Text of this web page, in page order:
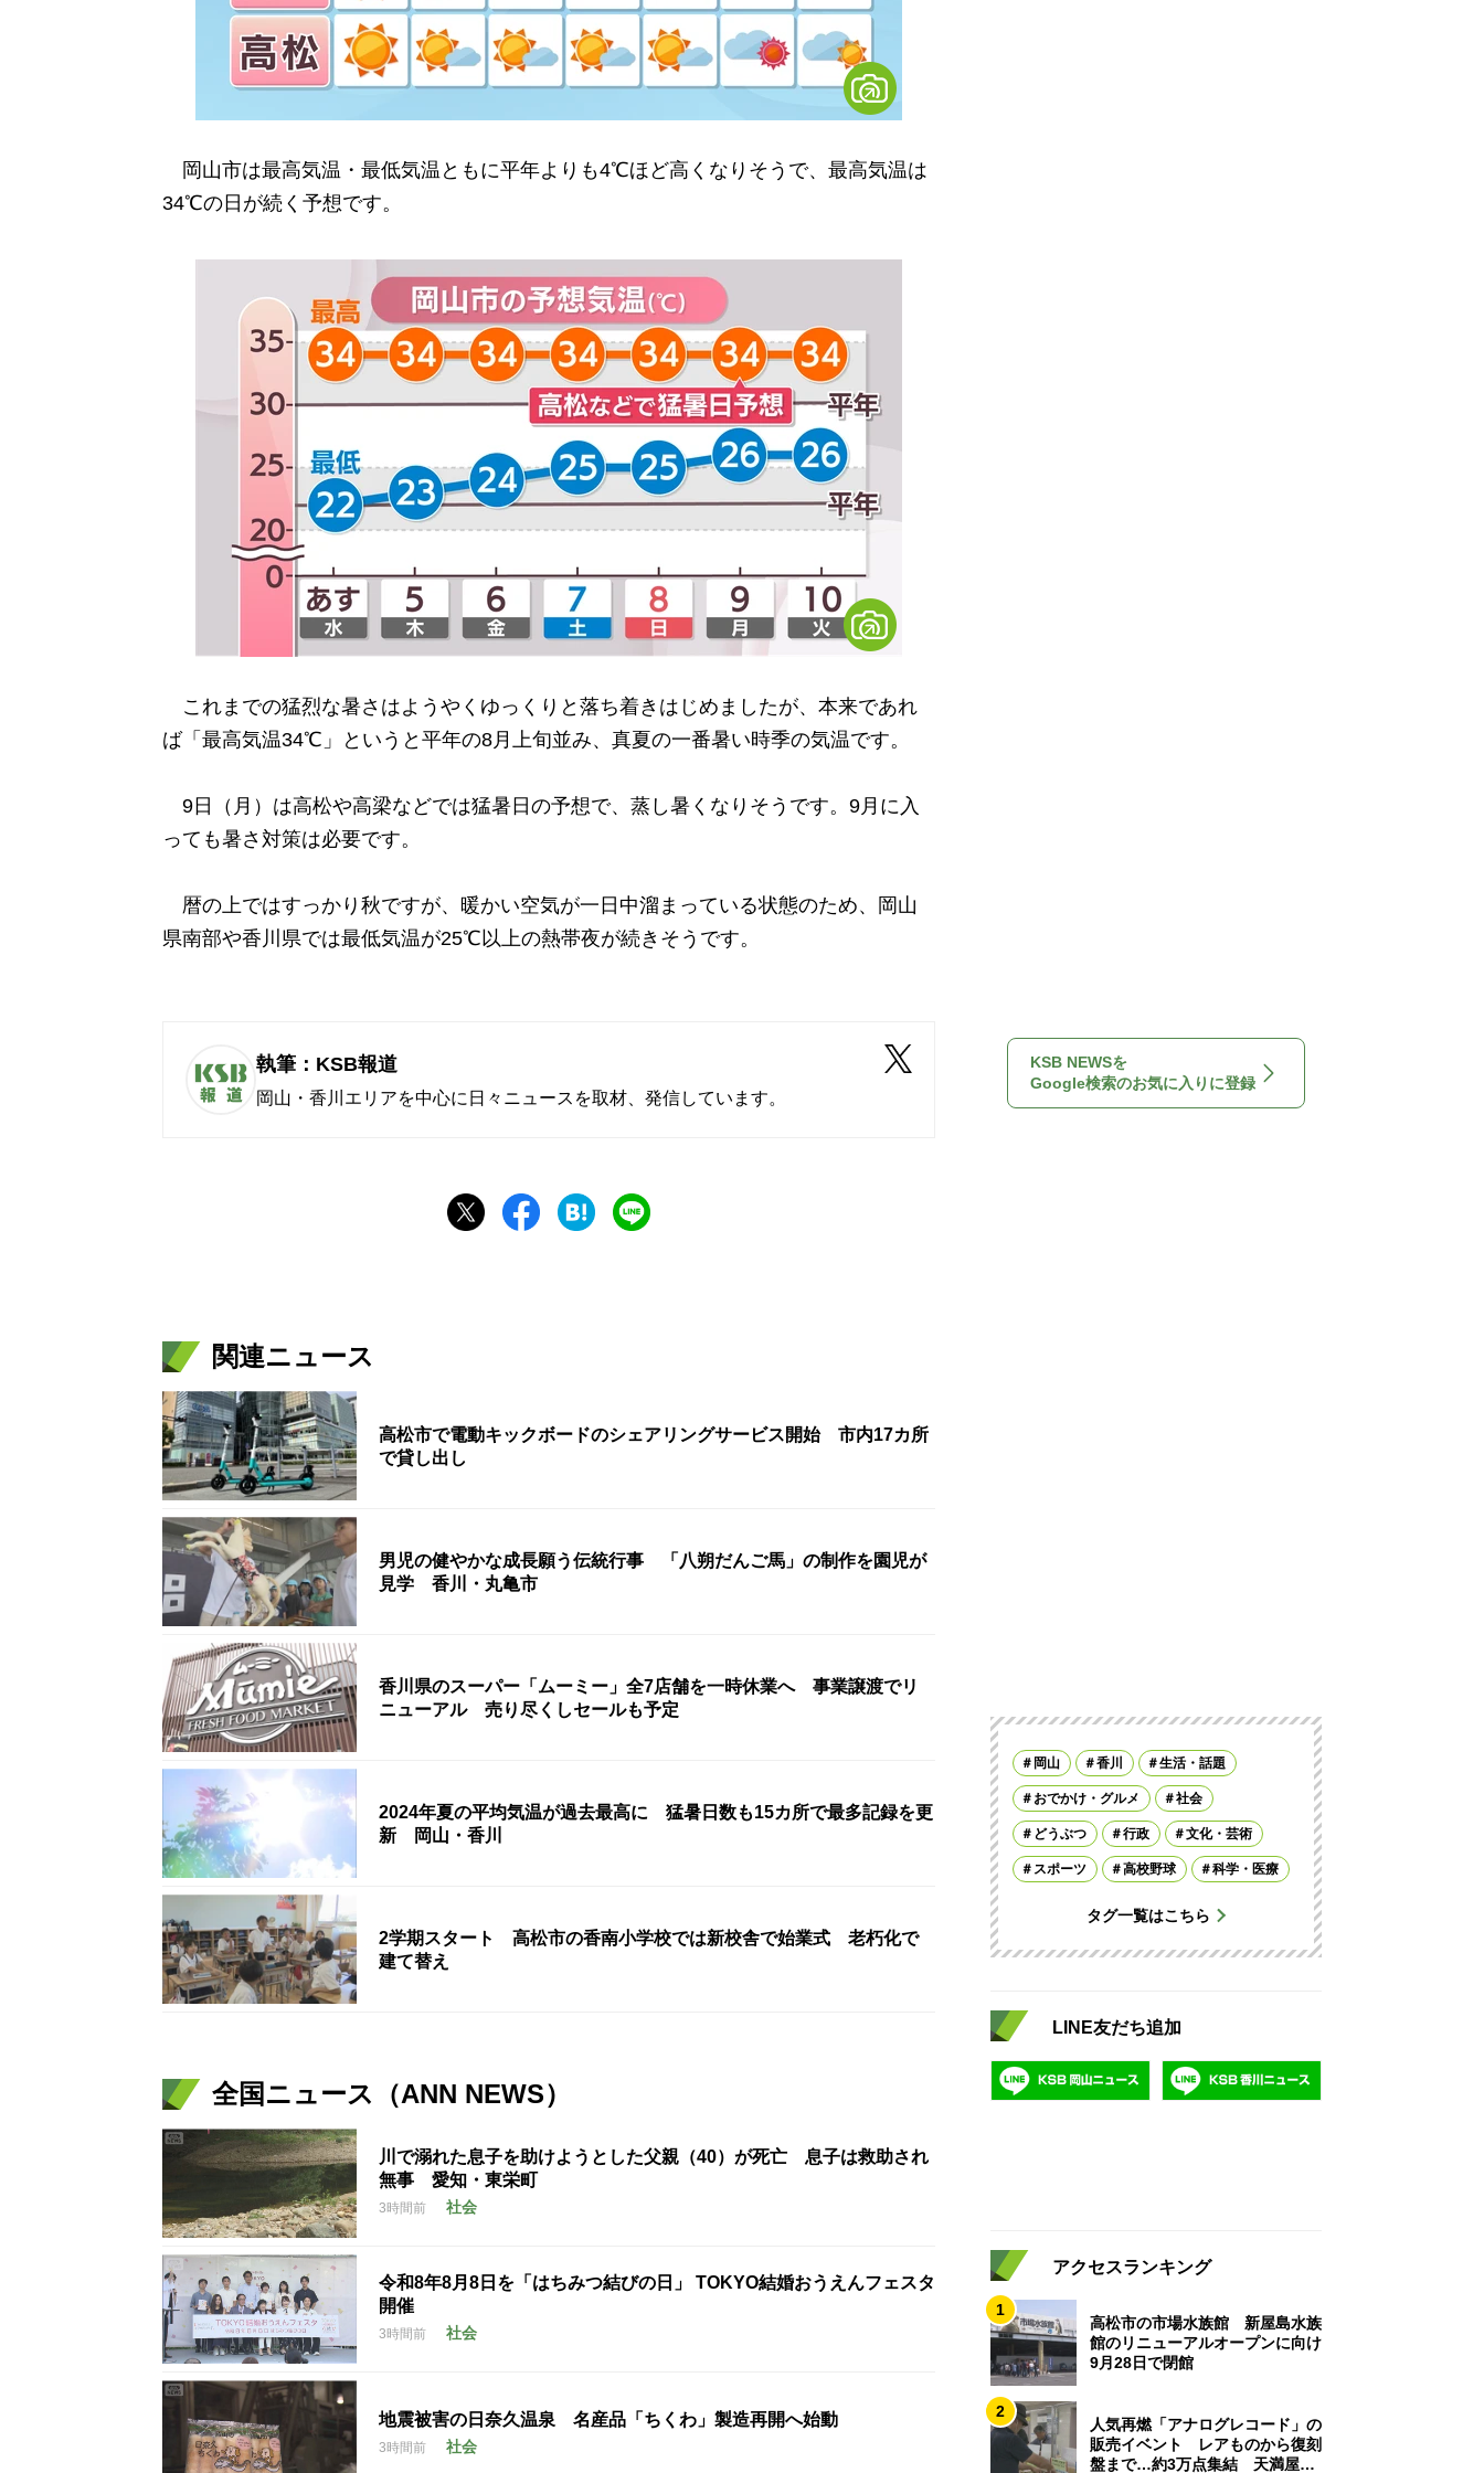
岡山市は最高気温・最低気温ともに平年よりも4℃ほど高くなりそうで、最高気温は
34℃の日が続く予想です。
これまでの猛烈な暑さはようやくゆっくりと落ち着きはじめましたが、本来であれ
ば「最高気温34℃」というと平年の8月上旬並み、真夏の一番暑い時季の気温です。
9日（月）は高松や高梁などでは猛暑日の予想で、蒸し暑くなりそうです。9月に入
っても暑さ対策は必要です。
暦の上ではすっかり秋ですが、暖かい空気が一日中溜まっている状態のため、岡山
県南部や香川県では最低気温が25℃以上の熱帯夜が続きそうです。
執筆：KSB報道
岡山・香川エリアを中心に日々ニュースを取材、発信しています。
関連ニュース
高松市で電動キックボードのシェアリングサービス開始 市内17カ所
で貸し出し
男児の健やかな成長願う伝統行事 「八朔だんご馬」の制作を園児が
見学 香川・丸亀市
香川県のスーパー「ムーミー」全7店舗を一時休業へ 事業譲渡でリ
ニューアル 売り尽くしセールも予定
2024年夏の平均気温が過去最高に 猛暑日数も15カ所で最多記録を更
新 岡山・香川
2学期スタート 高松市の香南小学校では新校舎で始業式 老朽化で
建て替え
全国ニュース（ANN NEWS）
川で溺れた息子を助けようとした父親（40）が死亡 息子は救助され
無事 愛知・東栄町
3時間前 社会
令和8年8月8日を「はちみつ結びの日」 TOKYO結婚おうえんフェスタ
開催
3時間前 社会
地震被害の日奈久温泉 名産品「ちくわ」製造再開へ始動
3時間前 社会
KSB NEWSを
Google検索のお気に入りに登録
岡山 香川 生活・話題
おでかけ・グルメ 社会
どうぶつ 行政 文化・芸術
スポーツ 高校野球 科学・医療
タグ一覧はこちら
LINE友だち追加
アクセスランキング
1
高松市の市場水族館 新屋島水族
館のリニューアルオープンに向け
9月28日で閉館
2
人気再燃「アナログレコード」の
販売イベント レアものから復刻
盤まで…約3万点集結 天満屋岡